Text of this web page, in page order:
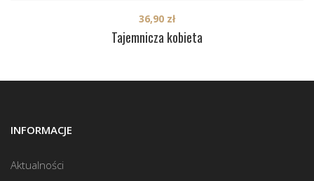
Tajemnicza kobieta
36,90 zł
INFORMACJE
Aktualności